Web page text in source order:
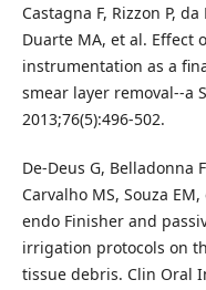
Castagna F, Rizzon P,
Duarte MA, et al. Effect
instrumentation as a
smear layer removal--a
2013;76(5):496-502.
De-Deus G, Belladonna
Carvalho MS, Souza
endo Finisher and
irrigation protocols on
tissue debris. Clin Oral